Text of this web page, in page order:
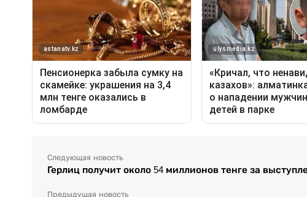
Следующая новость
Герлиц получит около 54 миллионов тенге за
Предыдущая новость